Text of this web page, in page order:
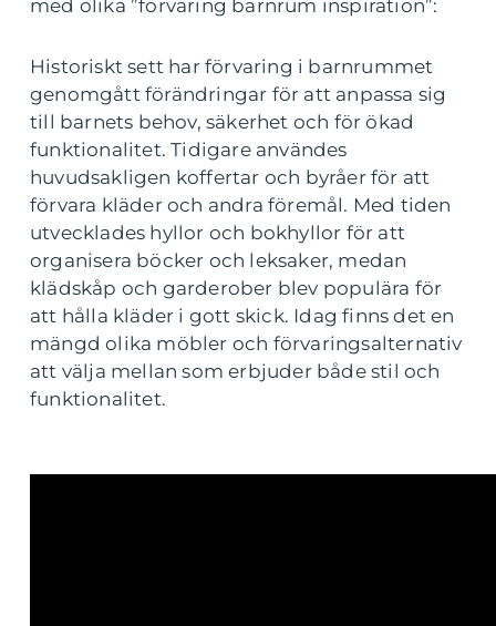
med olika ”förvaring barnrum inspiration”:
Historiskt sett har förvaring i barnrummet
genomgått förändringar för att anpassa sig
till barnets behov, säkerhet och för ökad
funktionalitet. Tidigare användes
huvudsakligen koffertar och byråer för att
förvara kläder och andra föremål. Med tiden
utvecklades hyllor och bokhyllor för att
organisera böcker och leksaker, medan
klädskåp och garderober blev populära för
att hålla kläder i gott skick. Idag finns det en
mängd olika möbler och förvaringsalternativ
att välja mellan som erbjuder både stil och
funktionalitet.